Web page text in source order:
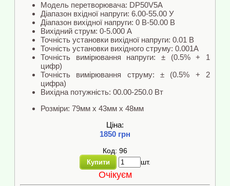
Модель перетворювача: DP50V5A
Діапазон вхідної напруги: 6.00-55.00 У
Діапазон вихідної напруги: 0 В-50.00 В
Вихідний струм: 0-5.000 A
Точність установки вихідної напруги: 0.01 В
Точність установки вихідного струму: 0.001A
Точність вимірювання напруги: ± (0.5% + 1
цифр)
Точність вимірювання струму: ± (0.5% + 2
цифра)
Вихідна потужність: 00.00-250.0 Вт
Розміри: 79мм x 43мм x 48мм
Ціна:
1850 грн
Код: 96
Купити шт.
Очікуєм